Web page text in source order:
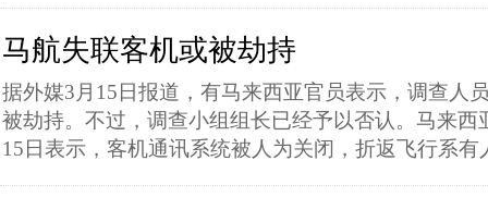
马航失联客机或被劫持
据外媒3月15日报道，有马来西亚官员表示，调查人
被劫持。不过，调查小组组长已经予以否认。马来西
15日表示，客机通讯系统被人为关闭，折返飞行系有